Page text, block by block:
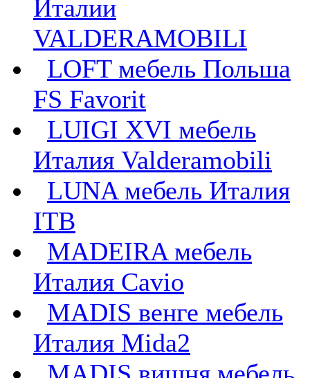
Италии
VALDERAMOBILI
LOFT мебель Польша
FS Favorit
LUIGI XVI мебель
Италия Valderamobili
LUNA мебель Италия
ITB
MADEIRA мебель
Италия Cavio
MADIS венге мебель
Италия Mida2